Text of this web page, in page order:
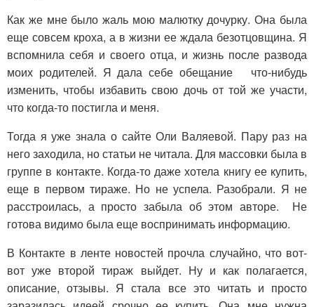
Как же мне было жаль мою малютку дочурку. Она была
еще совсем кроха, а в жизни ее ждала безотцовщина. Я
вспомнила себя и своего отца, и жизнь после развода
моих родителей. Я дала себе обещание что-нибудь
изменить, чтобы избавить свою дочь от той же участи,
что когда-то постигла и меня.
Тогда я уже знала о сайте Оли Валяевой. Пару раз на
него заходила, но статьи не читала. Для массовки была в
группе в контакте. Когда-то даже хотела книгу ее купить,
еще в первом тираже. Но не успела. Разобрали. Я не
расстроилась, а просто забыла об этом авторе. Не
готова видимо была еще воспринимать информацию.
В Контакте в ленте новостей прочла случайно, что вот-
вот уже второй тираж выйдет. Ну и как полагается,
описание, отзывы. Я стала все это читать и просто